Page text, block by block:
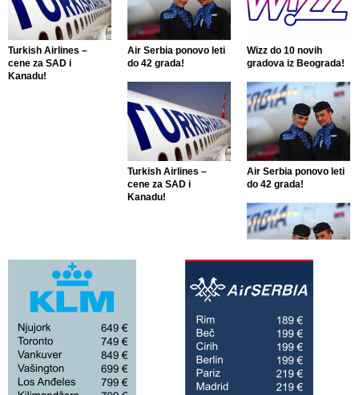
Turkish Airlines –
cene za SAD i
Kanadu!
Air Serbia ponovo leti
do 42 grada!
Wizz do 10 novih
gradova iz Beograda!
Turkish Airlines –
cene za SAD i
Kanadu!
Air Serbia ponovo leti
do 42 grada!
Air Serbia ponovo leti